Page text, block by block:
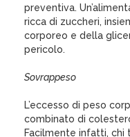
preventiva.
ricca di zuccheri,
corporeo e della
pericolo.
Sovrappeso
L’eccesso di peso
combinato di
Facilmente infatti, chi